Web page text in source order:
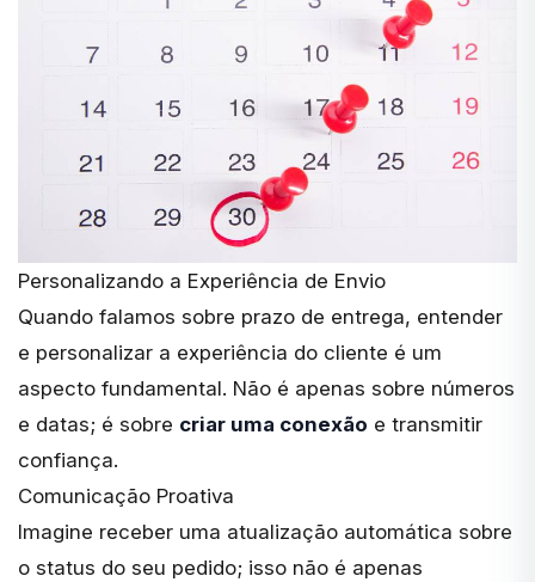
Personalizando a Experiência de Envio
Quando falamos sobre prazo de entrega, entender
e personalizar a experiência do cliente é um
aspecto fundamental. Não é apenas sobre números
e datas; é sobre criar uma conexão e transmitir
confiança.
Comunicação Proativa
Imagine receber uma atualização automática sobre
o status do seu pedido; isso não é apenas